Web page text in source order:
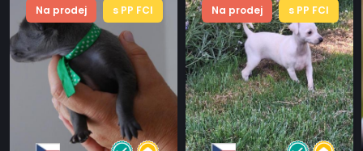
Na prodej s PP FCI Na prodej s PP FCI